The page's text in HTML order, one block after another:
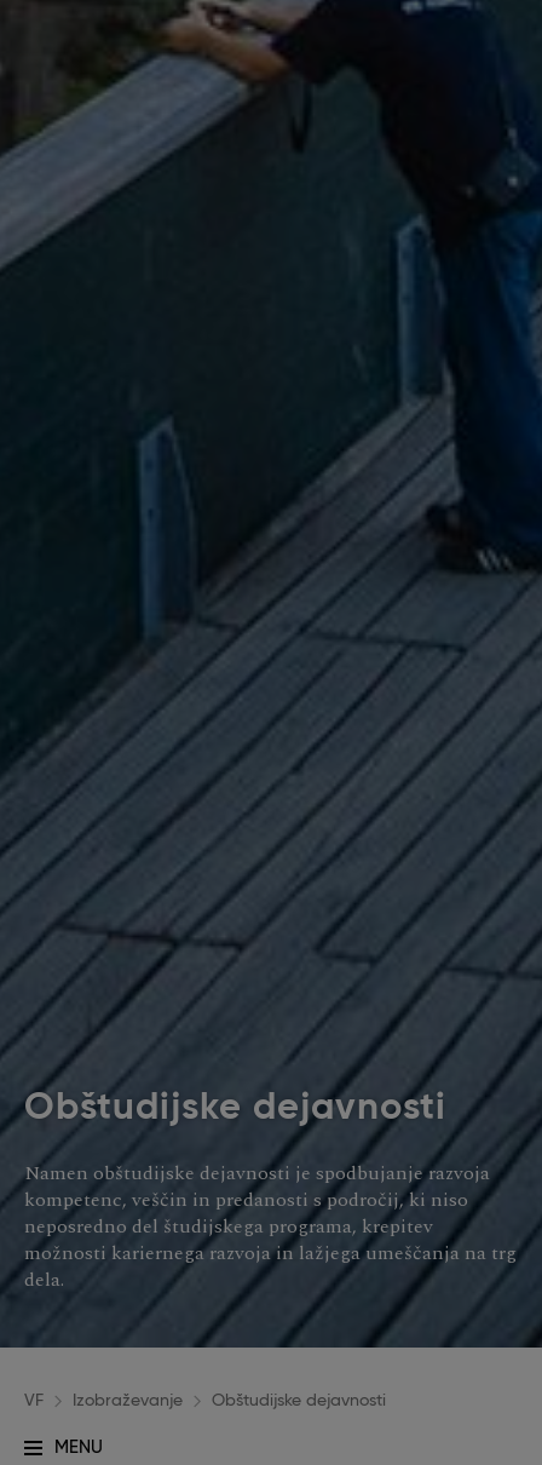
Obštudijske dejavnosti
Namen obštudijske dejavnosti je spodbujanje razvoja
kompetenc, veščin in predanosti s področij, ki niso
neposredno del študijskega programa, krepitev
možnosti kariernega razvoja in lažjega umeščanja na trg
dela.
VF Izobraževanje Obštudijske dejavnosti
MENU